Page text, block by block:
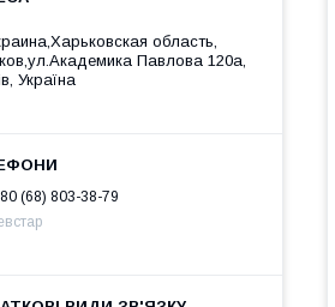
область,
Павлова 120а,
Україна
(68) 803-38-79